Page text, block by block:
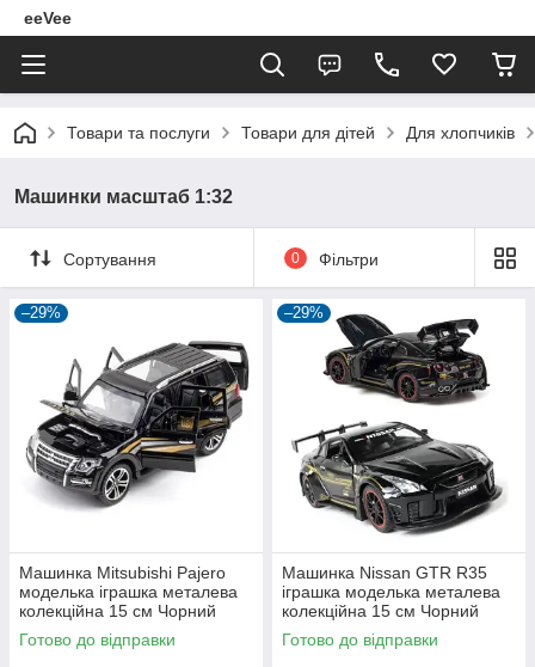
eeVee
Товари та послуги Товари для дітей Для хлопчиків
Машинки масштаб 1:32
Сортування 0 Фільтри
–29%
Машинка Mitsubishi Pajero
моделька іграшка металева
колекційна 15 см Чорний
(59413)
Готово до відправки
–29%
Машинка Nissan GTR R35
іграшка моделька металева
колекційна 15 см Чорний
(59577)
Готово до відправки